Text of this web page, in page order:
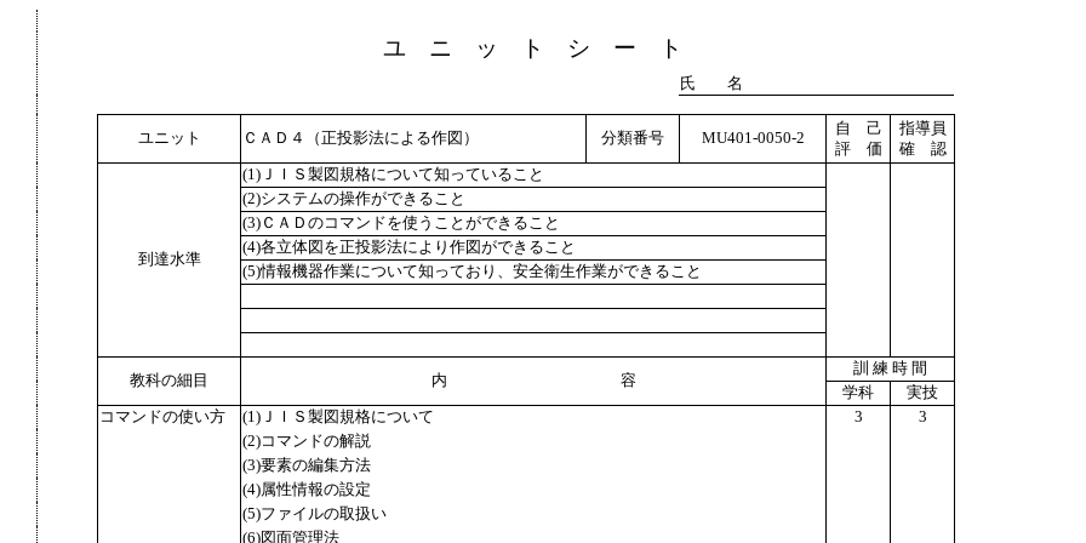
ユ ニ ッ ト シ ー ト
氏 名
ユニット ＣＡＤ４（正投影法による作図） 分類番号 MU401-0050-2
自 己
評 価
指導員
確 認
到達水準
(1)ＪＩＳ製図規格について知っていること
(2)システムの操作ができること
(3)ＣＡＤのコマンドを使うことができること
(4)各立体図を正投影法により作図ができること
(5)情報機器作業について知っており、安全衛生作業ができること
教科の細目 内 容
訓 練 時 間
学科
実技
コマンドの使い方
(1)ＪＩＳ製図規格について 3
3
(2)コマンドの解説
(3)要素の編集方法
(4)属性情報の設定
(5)ファイルの取扱い
(6)図面管理法